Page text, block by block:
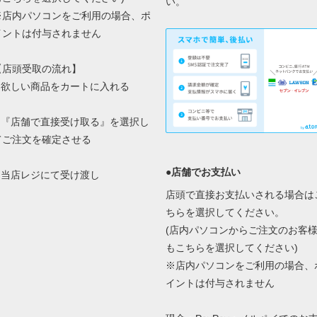
内パソコンをご利用の場合、ポ
ントは付与されません
頭受取の流れ】
しい商品をカートに入れる
店舗で直接受け取る』を選択し
ご注文を確定させる
店レジにて受け渡し
●店舗でお支払い
店頭で直接お支払いされる場合は
ちらを選択してください。
(店内パソコンからご注文のお客様
もこちらを選択してください)
※店内パソコンをご利用の場合、
イントは付与されません